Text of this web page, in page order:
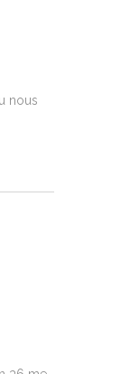
nous